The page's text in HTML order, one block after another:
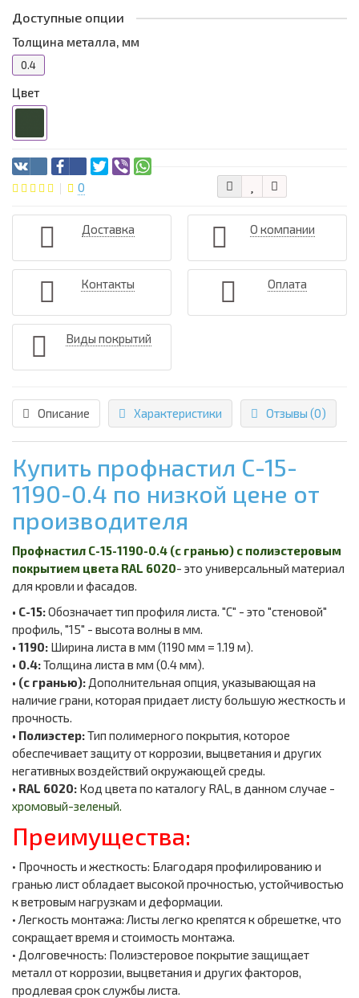
Доступные опции
Толщина металла, мм
0.4
Цвет
0
Доставка О компании
Контакты Оплата
Виды покрытий
Описание Характеристики Отзывы (0)
Купить профнастил С-15-
1190-0.4 по низкой цене от
производителя
Профнастил С-15-1190-0.4 (с гранью) с полиэстеровым
покрытием цвета RAL 6020- это универсальный материал
для кровли и фасадов.
• С-15:Обозначает тип профиля листа. "С" - это "стеновой"
профиль, "15" - высота волны в мм.
• 1190: Ширина листа в мм (1190 мм = 1.19 м).
• 0.4:Толщина листа в мм (0.4 мм).
• (с гранью): Дополнительная опция, указывающая на
наличие грани, которая придает листу большую жесткость и
прочность.
• Полиэстер:Тип полимерного покрытия, которое
обеспечивает защиту от коррозии, выцветания и других
негативных воздействий окружающей среды.
• RAL 6020: Код цвета по каталогу RAL, в данном случае -
хромовый-зеленый.
Преимущества:
• Прочность и жесткость: Благодаря профилированию и
гранью лист обладает высокой прочностью, устойчивостью
к ветровым нагрузкам и деформации.
• Легкость монтажа: Листы легко крепятся к обрешетке, что
сокращает время и стоимость монтажа.
• Долговечность: Полиэстеровое покрытие защищает
металл от коррозии, выцветания и других факторов,
продлевая срок службы листа.